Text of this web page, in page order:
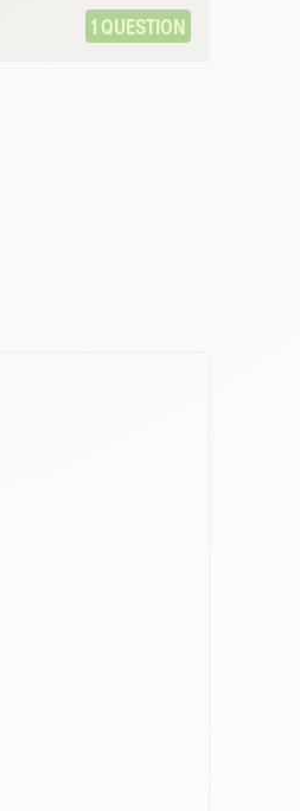
1 QUESTION